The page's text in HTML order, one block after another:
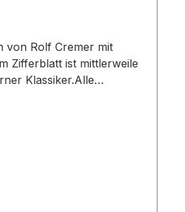
von Rolf Cremer mit
Zifferblatt ist mittlerweile
Klassiker.Alle